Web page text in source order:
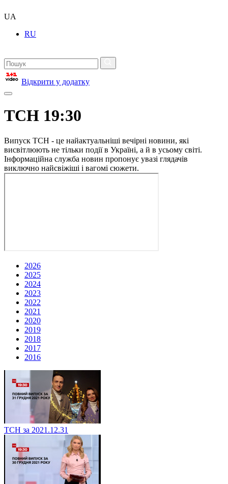
UA
RU
Відкрити у додатку
ТСН 19:30
Випуск ТСН - це найактуальніші вечірні новини, які
висвітлюють не тільки події в Україні, а й в усьому світі.
Інформаційна служба новин пропонує увазі глядачів
виключно найсвіжіші і вагомі сюжети.
2026
2025
2024
2023
2022
2021
2020
2019
2018
2017
2016
ТСН за 2021.12.31